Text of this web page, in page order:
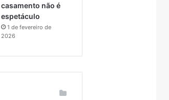
casamento não é
espetáculo
1 de fevereiro de
2026